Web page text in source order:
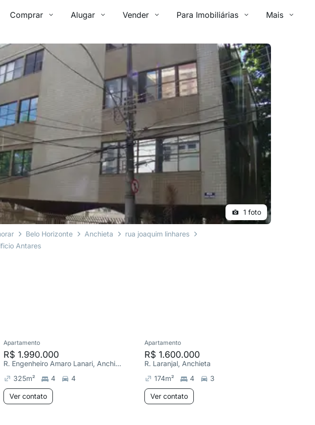
Comprar Alugar Vender Para Imobiliárias Mais
1 foto
Belo Horizonte Anchieta
rua joaquim linhares
Antares
Apartamento
R$ 1.990.000
R. Engenheiro Amaro Lanari, Anchieta
325m² 4 4
Ver contato
Apartamento
R$ 1.600.000
R. Laranjal, Anchieta
174m² 4 3
Ver contato